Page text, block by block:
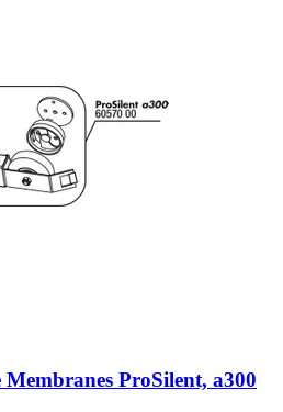
Membranes ProSilent, a300